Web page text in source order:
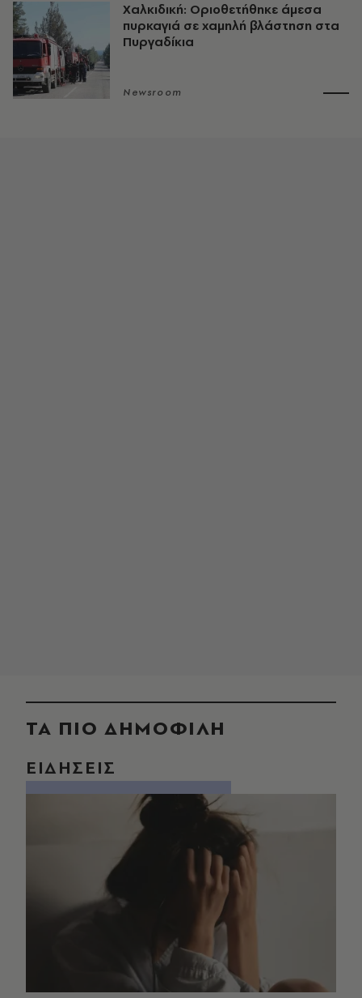
Χαλκιδική: Οριοθετήθηκε άμεσα
πυρκαγιά σε χαμηλή βλάστηση στα
Πυργαδίκια
Newsroom
ΤΑ ΠΙΟ ΔΗΜΟΦΙΛΗ
ΕΙΔΗΣΕΙΣ